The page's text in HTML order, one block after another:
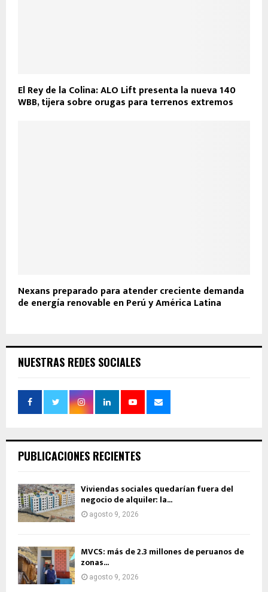
El Rey de la Colina: ALO Lift presenta la nueva 140
WBB, tijera sobre orugas para terrenos extremos
Nexans preparado para atender creciente demanda
de energía renovable en Perú y América Latina
NUESTRAS REDES SOCIALES
PUBLICACIONES RECIENTES
Viviendas sociales quedarían fuera del
negocio de alquiler: la...
agosto 9, 2026
MVCS: más de 2.3 millones de peruanos de
zonas...
agosto 9, 2026